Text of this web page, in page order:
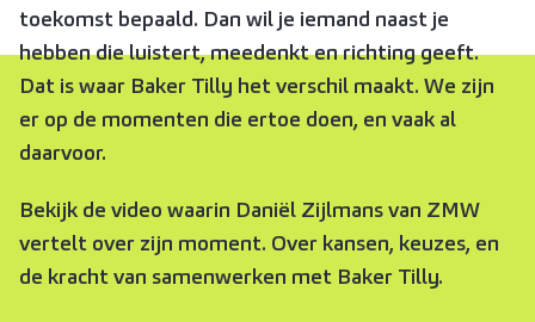
toekomst bepaald. Dan wil je iemand naast je
hebben die luistert, meedenkt en richting geeft.
Dat is waar Baker Tilly het verschil maakt. We zijn
er op de momenten die ertoe doen, en vaak al
daarvoor.
Bekijk de video waarin Daniël Zijlmans van ZMW
vertelt over zijn moment. Over kansen, keuzes, en
de kracht van samenwerken met Baker Tilly.